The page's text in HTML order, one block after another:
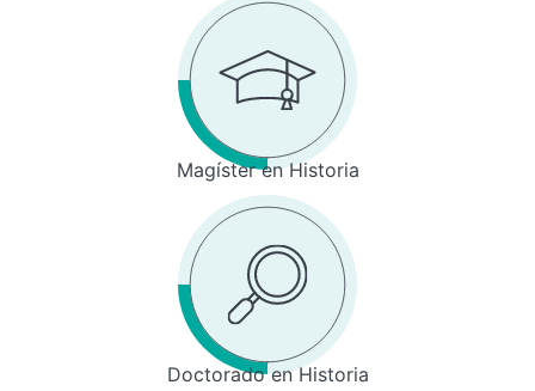
Magíster en Historia
Doctorado en Historia